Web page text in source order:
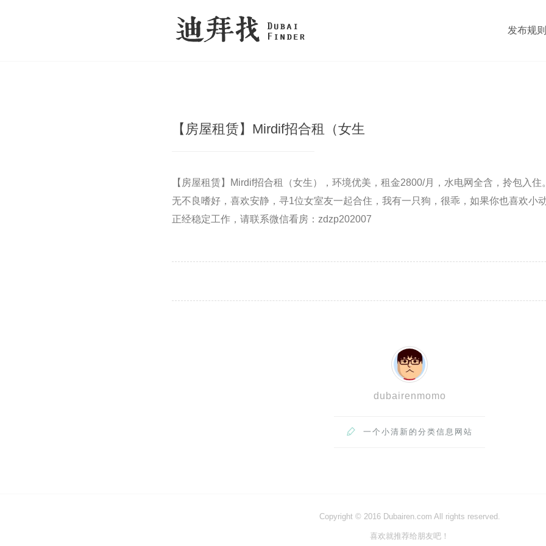
发布规则
【房屋租赁】Mirdif招合租（女生
【房屋租赁】Mirdif招合租（女生），环境优美，租金2800/月，水电网全含，拎包入住
无不良嗜好，喜欢安静，寻1位女室友一起合住，我有一只狗，很乖，如果你也喜欢小
正经稳定工作，请联系微信看房：zdzp202007
dubairenmomo
 一个小清新的分类信息网站
Copyright © 2016 Dubairen.com All rights reserved.
喜欢就推荐给朋友吧！